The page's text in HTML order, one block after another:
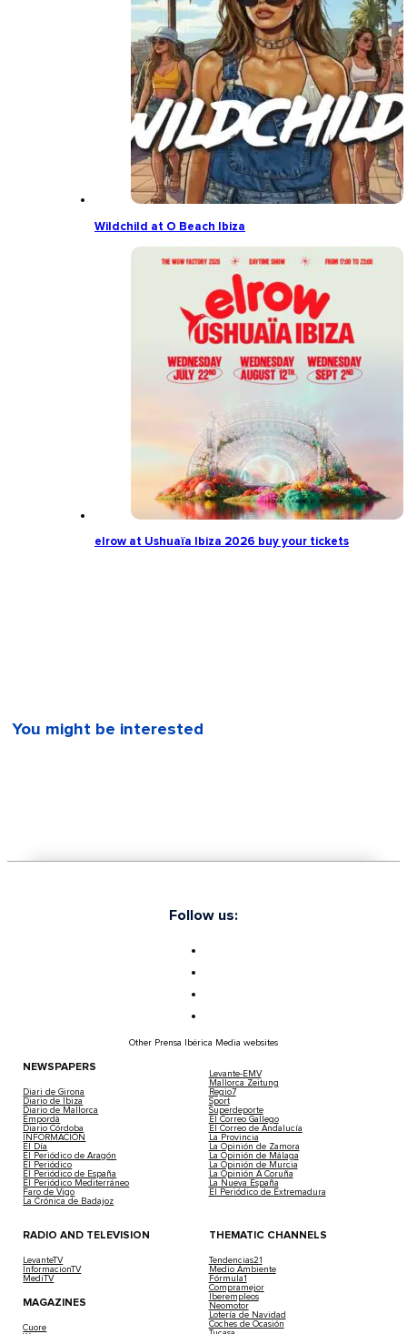
Wildchild at O Beach Ibiza
elrow at Ushuaïa Ibiza 2026 buy your tickets
You might be interested
Follow us:
Other Prensa Ibérica Media websites
NEWSPAPERS
Diari de Girona
Diario de Ibiza
Diario de Mallorca
Empordà
Diario Córdoba
INFORMACIÓN
El Día
El Periódico de Aragón
El Periódico
El Periódico de España
El Periódico Mediterráneo
Faro de Vigo
La Crónica de Badajoz
Levante-EMV
Mallorca Zeitung
Regio7
Sport
Superdeporte
El Correo Gallego
El Correo de Andalucía
La Provincia
La Opinión de Zamora
La Opinión de Málaga
La Opinión de Murcia
La Opinión A Coruña
La Nueva España
El Periódico de Extremadura
RADIO AND TELEVISION
LevanteTV
InformacionTV
MediTV
MAGAZINES
Cuore
THEMATIC CHANNELS
Tendencias21
Medio Ambiente
Fórmula1
Compramejor
Iberempleos
Neomotor
Lotería de Navidad
Coches de Ocasión